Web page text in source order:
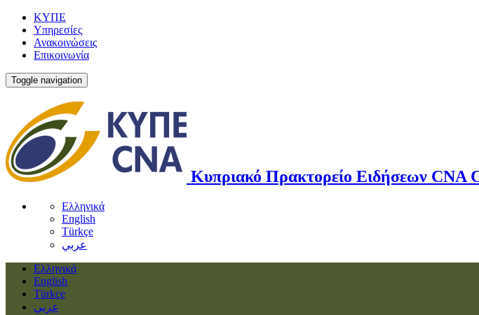
ΚΥΠΕ
Υπηρεσίες
Ανακοινώσεις
Επικοινωνία
Toggle navigation
Κυπριακό Πρακτορείο Ειδήσεων CNA
Ελληνικά
English
Türkçe
عربي
Ελληνικά
English
Türkçe
عربي